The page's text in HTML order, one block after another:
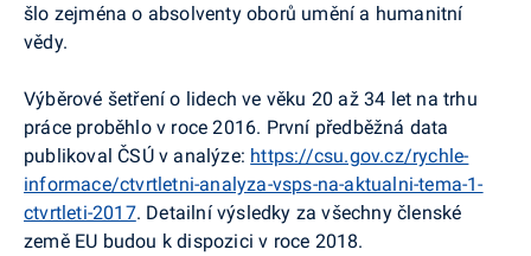
šlo zejména o absolventy oborů umění a humanitní
vědy.
Výběrové šetření o lidech ve věku 20 až 34 let na trhu
práce proběhlo v roce 2016. První předběžná data
publikoval ČSÚ v analýze: https://csu.gov.cz/rychle-
informace/ctvrtletni-analyza-vsps-na-aktualni-tema-1-
ctvrtleti-2017. Detailní výsledky za všechny členské
země EU budou k dispozici v roce 2018.